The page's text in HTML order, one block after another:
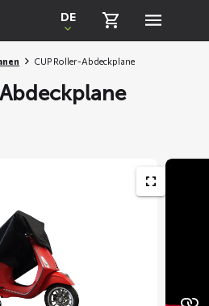
DE
CUP Roller-Abdeckplane